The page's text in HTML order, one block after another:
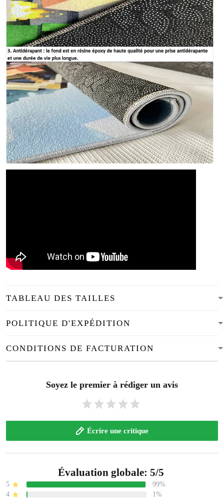
TABLEAU DES TAILLES
POLITIQUE D'EXPÉDITION
CONDITIONS DE FACTURATION
Soyez le premier à rédiger un avis
Écrire une critique
Évaluation globale: 5/5
5
99%
4
1%